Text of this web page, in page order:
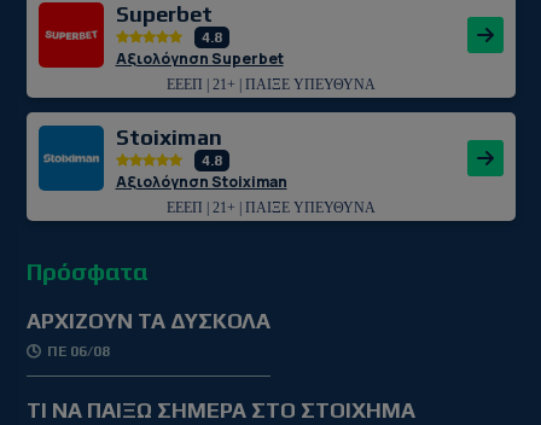
Superbet
4.8
Αξιολόγηση Superbet
ΕΕΕΠ | 21+ | ΠΑΙΞΕ ΥΠΕΥΘΥΝΑ
Stoiximan
4.8
Αξιολόγηση Stoiximan
ΕΕΕΠ | 21+ | ΠΑΙΞΕ ΥΠΕΥΘΥΝΑ
Πρόσφατα
ΑΡΧΙΖΟΥΝ ΤΑ ΔΥΣΚΟΛΑ
ΠΕ 06/08
TΙ ΝΑ ΠΑΙΞΩ ΣΗΜΕΡΑ ΣΤΟ ΣΤΟΙΧΗΜΑ